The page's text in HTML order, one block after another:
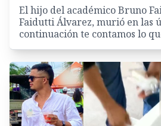
El hijo del académico Bruno
Faidutti Álvarez, murió en las
continuación te contamos lo